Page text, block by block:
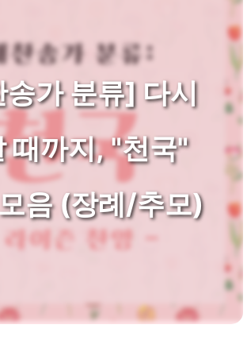
송가 분류] 다시
때까지, "천국"
음 (장례/추모)